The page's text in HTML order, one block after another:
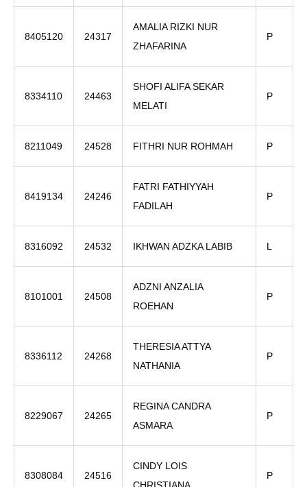
8405120 24317
AMALIA RIZKI NUR
ZHAFARINA
P
8334110 24463
SHOFI ALIFA SEKAR
MELATI
P
8211049 24528 FITHRI NUR ROHMAH P
8419134 24246
FATRI FATHIYYAH
FADILAH
P
8316092 24532 IKHWAN ADZKA LABIB L
8101001 24508
ADZNI ANZALIA
ROEHAN
P
8336112 24268
THERESIA ATTYA
NATHANIA
P
8229067 24265
REGINA CANDRA
ASMARA
P
8308084 24516
CINDY LOIS
P